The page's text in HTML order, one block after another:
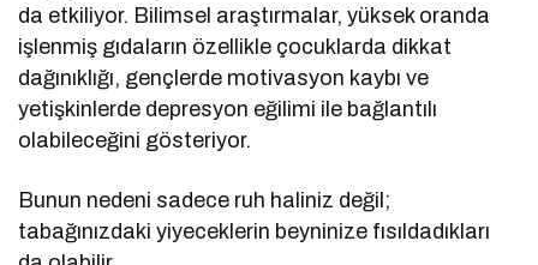
da etkiliyor. Bilimsel araştırmalar, yüksek oranda
işlenmiş gıdaların özellikle çocuklarda dikkat
dağınıklığı, gençlerde motivasyon kaybı ve
yetişkinlerde depresyon eğilimi ile bağlantılı
olabileceğini gösteriyor.
Bunun nedeni sadece ruh haliniz değil;
tabağınızdaki yiyeceklerin beyninize fısıldadıkları